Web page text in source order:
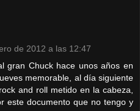
de 2012 a las 12:47
gran Chuck hace unos años en
memorable, al día siguiente
and roll metido en la cabeza,
este documento que no tengo y